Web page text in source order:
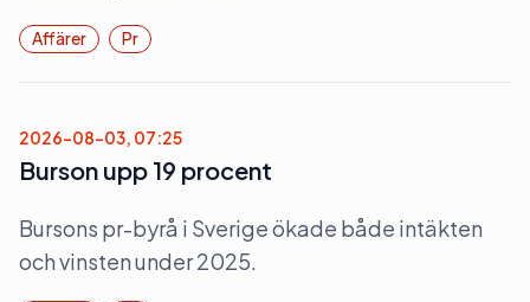
Affärer Pr
2026-08-03, 07:25
Burson upp 19 procent
Bursons pr-byrå i Sverige ökade både intäkten
och vinsten under 2025.